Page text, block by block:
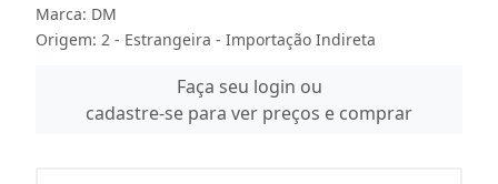
Marca: DM
Origem: 2 - Estrangeira - Importação Indireta
Faça seu login ou
cadastre-se para ver preços e comprar